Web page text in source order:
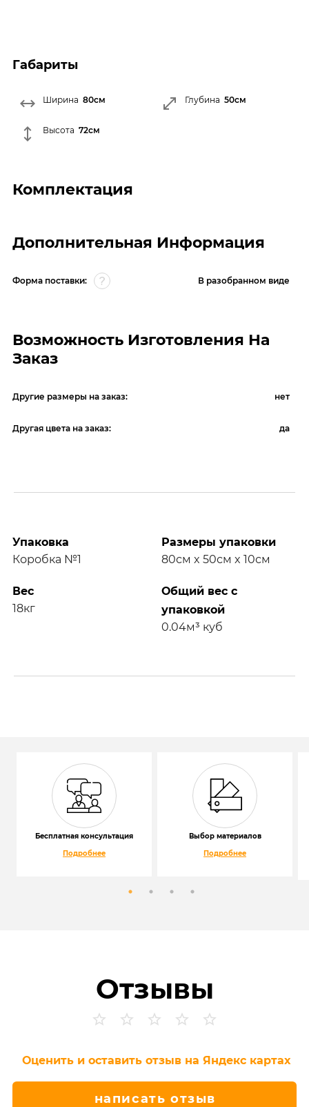
Габариты
Ширина 80см Глубина 50см
Высота 72см
Комплектация
Дополнительная Информация
Форма поставки: В разобранном виде
Возможность Изготовления На
Заказ
Другие размеры на заказ: нет
Другая цвета на заказ: да
Упаковка
Коробка №1
Размеры упаковки
80см x 50см x 10см
Вес
18кг
Общий вес с
упаковкой
0.04м³ куб
Бесплатная консультация
Подробнее
Выбор материалов
Подробнее
Отзывы
Оценить и оставить отзыв на Яндекс картах
написать отзыв